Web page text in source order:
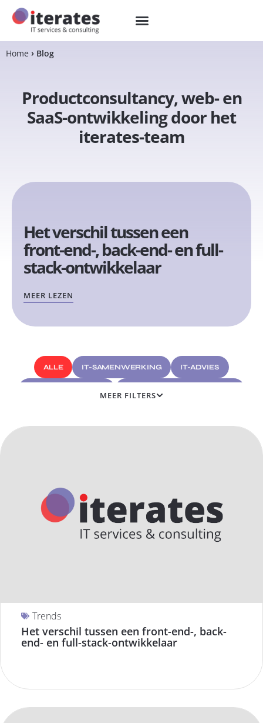
Home Blog
Productconsultancy, web- en
SaaS-ontwikkeling door het
iterates-team
Het verschil tussen een
front-end-, back-end- en full-
stack-ontwikkelaar
MEER LEZEN
MEER FILTERS
IT-SAMENWERKING IT-ADVIES
HYPERAUTOMATISERING
KUNSTMATIGE INTELLIGENTIE VERWIJZINGEN NAAR
ALLE
Trends
Het verschil tussen een front-end-, back-
end- en full-stack-ontwikkelaar